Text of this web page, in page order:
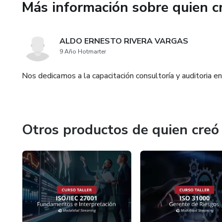
- Comprender los enfoques,
Más información sobre quien
ALDO ERNESTO RIVERA VARGAS
9 Año Hotmarter
Nos dedicamos a la capacitación consultoría y auditoria
Otros productos de quien